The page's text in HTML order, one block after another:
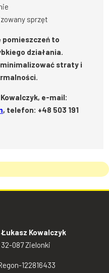
sprzęt
pomieszczeń to
działania.
straty i
e-mail:
, telefon: +48 503 191
Kowalczyk
087 Zielonki
122816433